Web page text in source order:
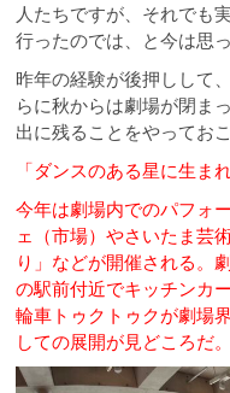
人たちですが、それでも
行ったのでは、と今は思
昨年の経験が後押しして
らに秋からは劇場が閉ま
出に残ることをやってお
「ダンスのある星に生ま
今年は劇場内でのパフォ
ェ（市場）やさいたま芸
り」などが開催される。
の駅前付近でキッチンカ
輪車トゥクトゥクが劇場
しての展開が見どころだ。